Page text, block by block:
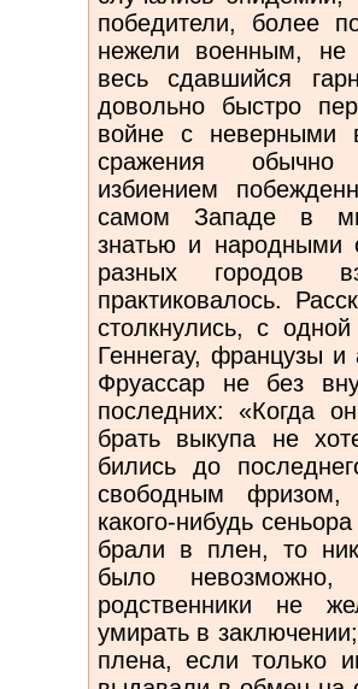
победители, более
нежели военным, не
весь сдавшийся
довольно быстро
войне с неверными
сражения обычно
избиением
самом Западе в
знатью и народными
разных городов
практиковалось.
столкнулись, с
Геннегау, французы
Фруассар не без
последних: «Когда
брать выкупа не
бились до
свободным фризом,
какого-нибудь
брали в плен, то
было
родственники не
умирать в
плена, если только